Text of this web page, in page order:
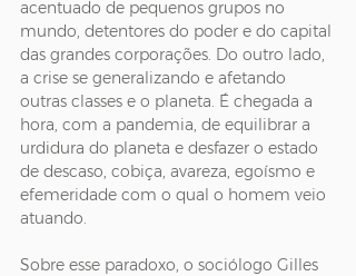
acentuado de pequenos grupos no
mundo, detentores do poder e do capital
das grandes corporações. Do outro lado,
a crise se generalizando e afetando
outras classes e o planeta. É chegada a
hora, com a pandemia, de equilibrar a
urdidura do planeta e desfazer o estado
de descaso, cobiça, avareza, egoísmo e
efemeridade com o qual o homem veio
atuando.
Sobre esse paradoxo, o sociólogo Gilles